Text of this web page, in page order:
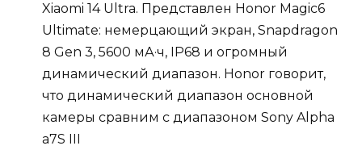
Xiaomi 14 Ultra. Представлен Honor Magic6
Ultimate: немерцающий экран, Snapdragon
8 Gen 3, 5600 мА·ч, IP68 и огромный
динамический диапазон. Honor говорит,
что динамический диапазон основной
камеры сравним с диапазоном Sony Alpha
a7S III